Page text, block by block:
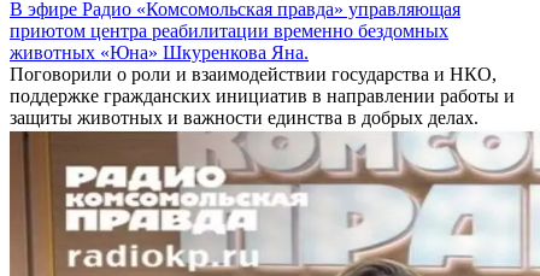
В эфире Радио «Комсомольская правда» управляющая
приютом центра реабилитации временно бездомных
животных «Юна» Шкуренкова Яна.
Поговорили о роли и взаимодействии государства и НКО,
поддержке гражданских инициатив в направлении работы и
защиты животных и важности единства в добрых делах.